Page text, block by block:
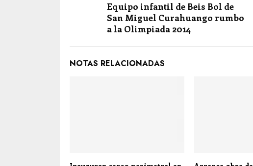
Equipo infantil de Beis Bol de
San Miguel Curahuango rumbo
a la Olimpiada 2014
NOTAS RELACIONADAS